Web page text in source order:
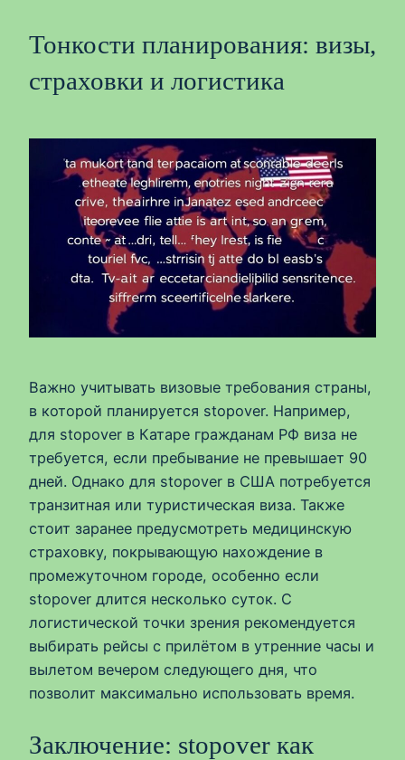
Тонкости планирования: визы,
страховки и логистика
Важно учитывать визовые требования страны,
в которой планируется stopover. Например,
для stopover в Катаре гражданам РФ виза не
требуется, если пребывание не превышает 90
дней. Однако для stopover в США потребуется
транзитная или туристическая виза. Также
стоит заранее предусмотреть медицинскую
страховку, покрывающую нахождение в
промежуточном городе, особенно если
stopover длится несколько суток. С
логистической точки зрения рекомендуется
выбирать рейсы с прилётом в утренние часы и
вылетом вечером следующего дня, что
позволит максимально использовать время.
Заключение: stopover как